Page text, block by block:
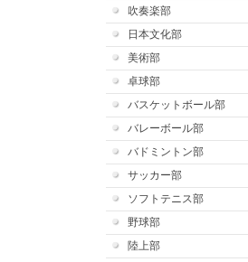
吹奏楽部
日本文化部
美術部
卓球部
バスケットボール部
バレーボール部
バドミントン部
サッカー部
ソフトテニス部
野球部
陸上部